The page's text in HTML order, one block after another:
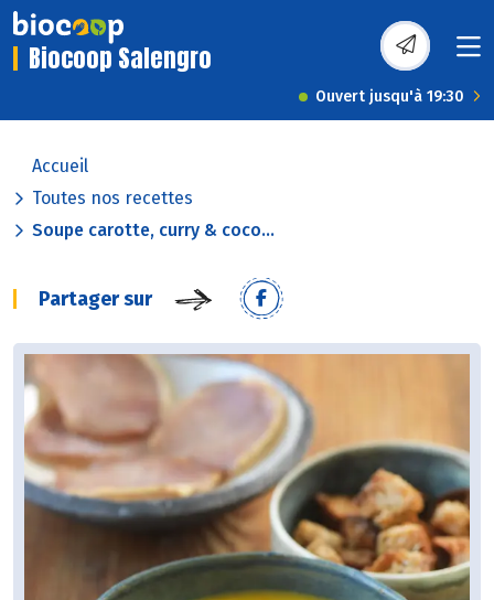
Biocoop Salengro
Ouvert jusqu'à 19:30
Accueil
Toutes nos recettes
Soupe carotte, curry & coco...
Partager sur